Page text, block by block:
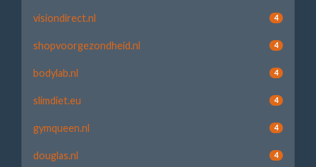
visiondirect.nl 4
shopvoorgezondheid.nl 4
bodylab.nl 4
slimdiet.eu 4
gymqueen.nl 4
douglas.nl 4